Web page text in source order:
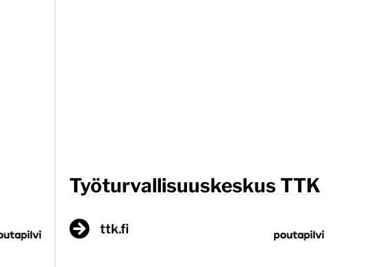
Työturvallisuuskeskus TTK
ttk.fi